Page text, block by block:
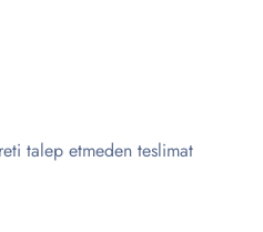
talep etmeden teslimat